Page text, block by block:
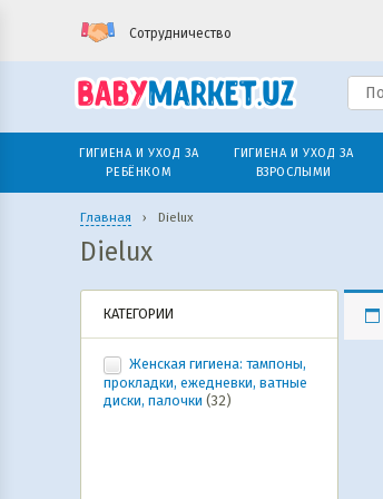
Сотрудничество
ГИГИЕНА И УХОД ЗА
РЕБЁНКОМ
ГИГИЕНА И УХОД ЗА
ВЗРОСЛЫМИ
Главная › Dielux
Dielux
КАТЕГОРИИ
Женская гигиена: тампоны,
прокладки, ежедневки, ватные
диски, палочки (32)